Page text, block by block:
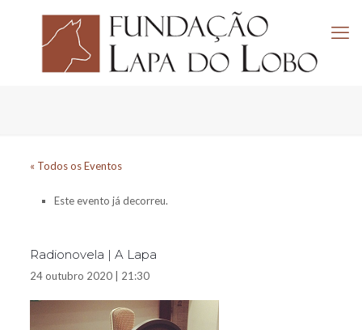
« Todos os Eventos
Este evento já decorreu.
Radionovela | A Lapa
24 outubro 2020 | 21:30